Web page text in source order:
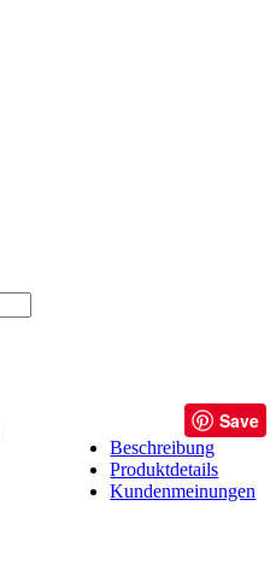
Save
Beschreibung
Produktdetails
Kundenmeinungen